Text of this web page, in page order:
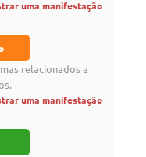
uma manifestação
relacionados a
uma manifestação